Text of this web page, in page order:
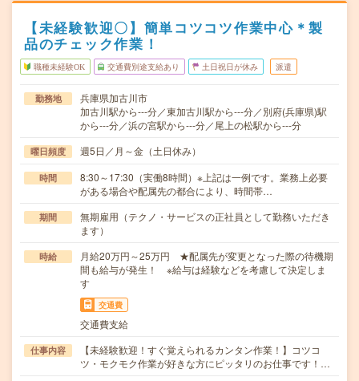
【未経験歓迎〇】簡単コツコツ作業中心＊製
品のチェック作業！
職種未経験OK 交通費別途支給あり 土日祝日が休み 派遣
勤務地
兵庫県加古川市
加古川駅から---分／東加古川駅から---分／別府(兵庫県)駅
から---分／浜の宮駅から---分／尾上の松駅から---分
曜日頻度 週5日／月～金（土日休み）
時間
8:30～17:30（実働8時間）※上記は一例です。業務上必要
がある場合や配属先の都合により、時間帯…
期間
無期雇用（テクノ・サービスの正社員として勤務いただき
ます）
時給
月給20万円～25万円 ★配属先が変更となった際の待機期
間も給与が発生！ ※給与は経験などを考慮して決定しま
す
交通費
交通費支給
仕事内容
【未経験歓迎！すぐ覚えられるカンタン作業！】コツコ
ツ・モクモク作業が好きな方にピッタリのお仕事です！…